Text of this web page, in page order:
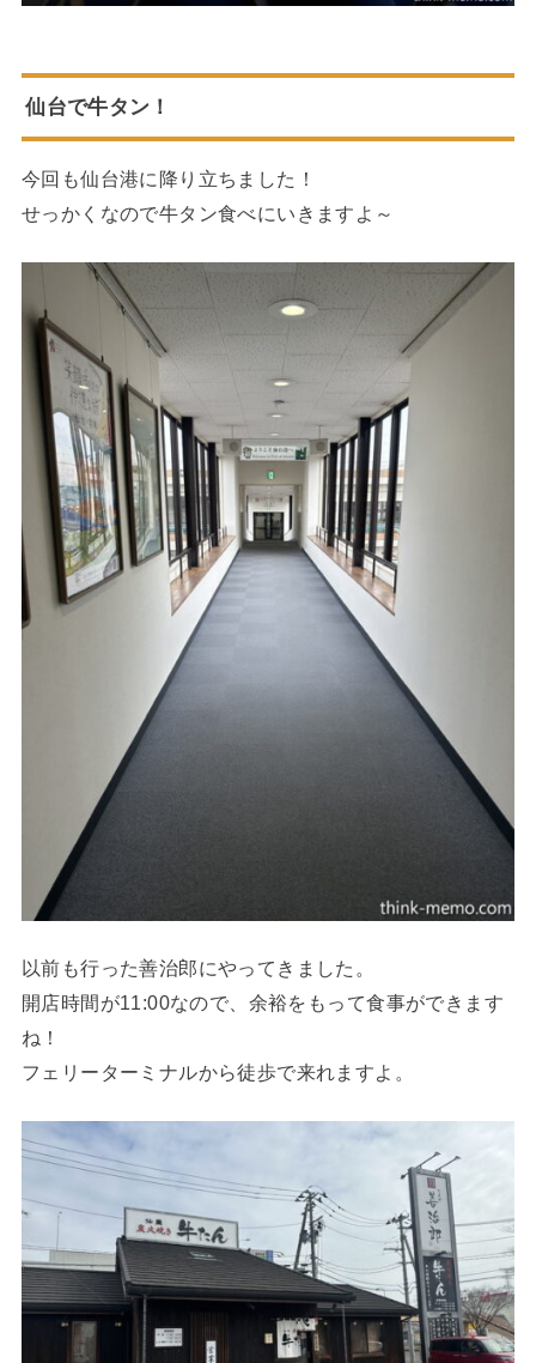
仙台で牛タン！
今回も仙台港に降り立ちました！
せっかくなので牛タン食べにいきますよ～
以前も行った善治郎にやってきました。
開店時間が11:00なので、余裕をもって食事ができます
ね！
フェリーターミナルから徒歩で来れますよ。